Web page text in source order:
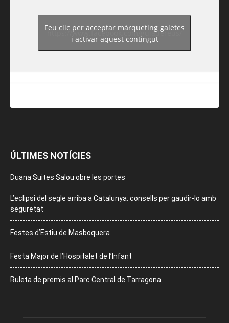
https://www.facebook.com/guiadereus/
Feu clic per acceptar màrqueting galetes
i activar aquest contingut
ÚLTIMES NOTÍCIES
Duana Suites Salou obre les portes
L’eclipsi del segle arriba a Catalunya: consells per gaudir-lo amb
seguretat
Festes d’Estiu de Masboquera
Festa Major de l’Hospitalet de l’Infant
Ruleta de premis al Parc Central de Tarragona